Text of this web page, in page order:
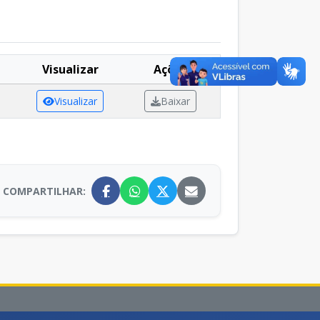
Visualizar Ações
Visualizar Baixar
COMPARTILHAR: